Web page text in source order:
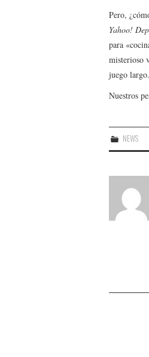
Pero,
Yahoo!
para
misterioso
juego
Nuestros
NEWS